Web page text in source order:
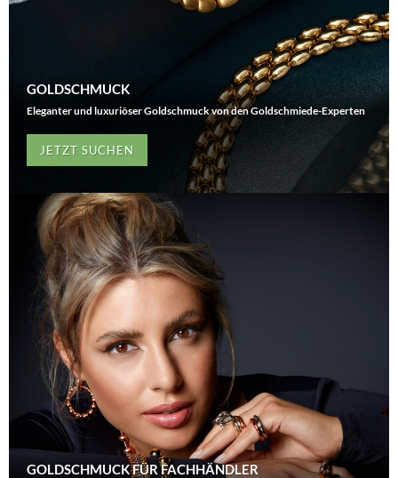
GOLDSCHMUCK
Eleganter und luxuriöser Goldschmuck von den Goldschmiede-Experten
JETZT SUCHEN
GOLDSCHMUCK FÜR FACHHÄNDLER